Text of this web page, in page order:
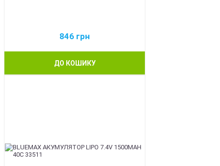
846 грн
ДО КОШИКУ